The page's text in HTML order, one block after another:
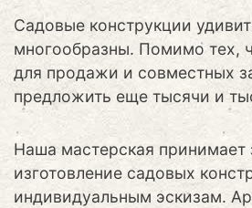
Садовые конструкции
многообразны. Помимо тех,
для продажи и совместных
предложить еще тысячи и
Наша мастерская принимает
изготовление садовых
индивидуальным эскизам.